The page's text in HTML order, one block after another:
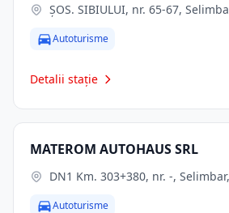
ŞOS. SIBIULUI, nr. 65-67,
Autoturisme
Detalii stație
MATEROM AUTOHAUS SRL
DN1 Km. 303+380, nr. -,
Autoturisme